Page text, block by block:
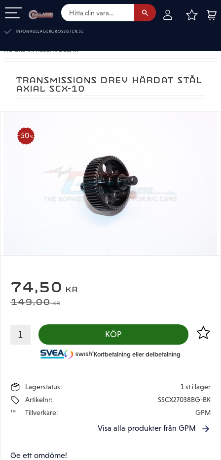
INFO@KULLAGERGROSSISTEN.SE
RC-BILAR. RESERVDELAR
TRANSMISSIONS DREV HÄRDAT STÅL
AXIAL SCX-10
50 %
NEDSATT PRIS:
74,50 KR
ORDINARIE PRIS:
149,00KR
KÖP Lägg
Kortbetalning eller delbetalning
Lagerstatus
1 st i lager
Artikelnr
SSCX27038BG-BK
Tillverkare
GPM
Visa alla produkter från GPM
Ge ett omdöme!